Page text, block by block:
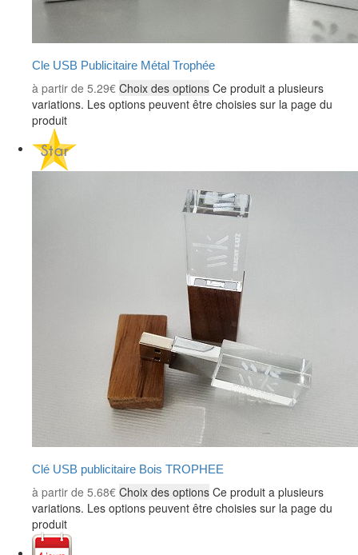
Cle USB Publicitaire Métal Trophée
à partir de 5.29€ Choix des options Ce produit a plusieurs
variations. Les options peuvent être choisies sur la page du
produit
Clé USB publicitaire Bois TROPHEE
à partir de 5.68€ Choix des options Ce produit a plusieurs
variations. Les options peuvent être choisies sur la page du
produit